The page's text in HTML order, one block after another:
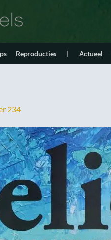
Reproducties | Actueel
234